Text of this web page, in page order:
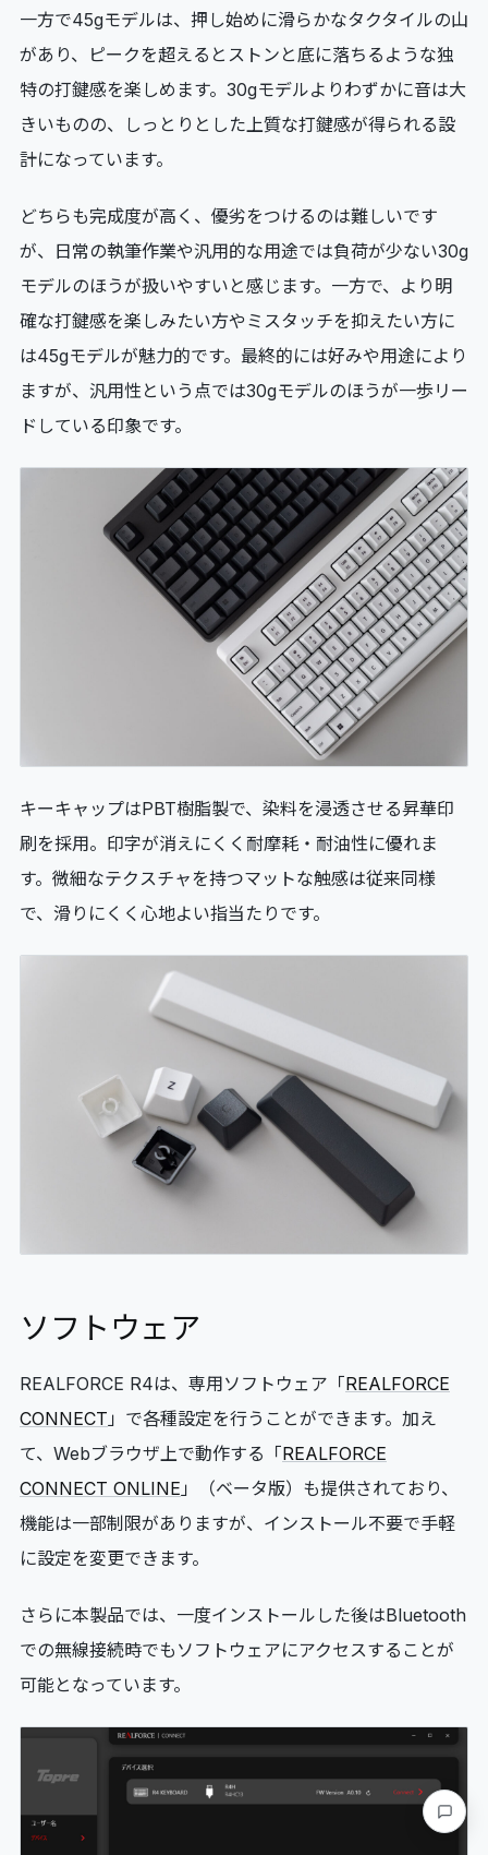
要望・
一方で45gモデルは、押し始めに滑らかなタクタイルの山
があり、ピークを超えるとストンと底に落ちるような独
特の打鍵感を楽しめます。30gモデルよりわずかに音は大
きいものの、しっとりとした上質な打鍵感が得られる設
計になっています。
どちらも完成度が高く、優劣をつけるのは難しいです
が、日常の執筆作業や汎用的な用途では負荷が少ない30g
モデルのほうが扱いやすいと感じます。一方で、より明
確な打鍵感を楽しみたい方やミスタッチを抑えたい方に
は45gモデルが魅力的です。最終的には好みや用途により
ますが、汎用性という点では30gモデルのほうが一歩リー
ドしている印象です。
キーキャップはPBT樹脂製で、染料を浸透させる昇華印
刷を採用。印字が消えにくく耐摩耗・耐油性に優れま
す。微細なテクスチャを持つマットな触感は従来同様
で、滑りにくく心地よい指当たりです。
ソフトウェア
REALFORCE R4は、専用ソフトウェア「REALFORCE
CONNECT 」で各種設定を行うことができます。加え
て、Webブラウザ上で動作する「REALFORCE
CONNECT ONLINE 」（ベータ版）も提供されており、
機能は一部制限がありますが、インストール不要で手軽
に設定を変更できます。
さらに本製品では、一度インストールした後はBluetooth
での無線接続時でもソフトウェアにアクセスすることが
可能となっています。